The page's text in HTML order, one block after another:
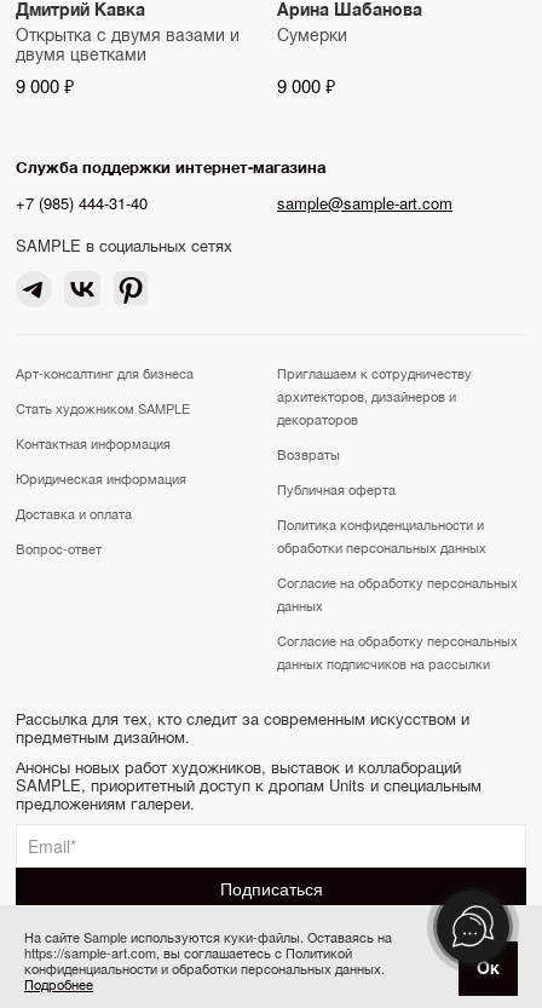
Товар отсутствует
Дмитрий Кавка
Открытка с двумя вазами и
двумя цветками
9 000 ₽
Арина Шабанова
Сумерки
9 000 ₽
Служба поддержки интернет-магазина
+7 (985) 444-31-40
sample@sample-art.com
SAMPLE в социальных сетях
Арт-консалтинг для бизнеса
Стать художником SAMPLE
Контактная информация
Юридическая информация
Доставка и оплата
Вопрос-ответ
Приглашаем к сотрудничеству
архитекторов, дизайнеров и
декораторов
Возвраты
Публичная оферта
Политика конфиденциальности и
обработки персональных данных
Согласие на обработку персональных
данных
Согласие на обработку персональных
данных подписчиков на рассылки
Рассылка для тех, кто следит за современным искусством и
предметным дизайном.
Анонсы новых работ художников, выставок и коллабораций
SAMPLE, приоритетный доступ к дропам Units и специальным
предложениям галереи.
SAMPLE | Online gallery & Auction © 2022-2026
Сделано в Апривер
На сайте Sample используются куки-файлы. Оставаясь на
https://sample-art.com, вы соглашаетесь с Политикой
конфиденциальности и обработки персональных данных.
Подробнее
Ок